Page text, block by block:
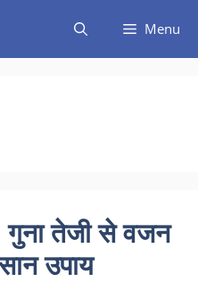
Menu
गुना तेजी से वजन
उपाय